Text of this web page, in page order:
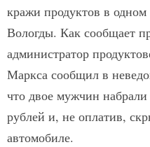
кражи продуктов в
Вологды. Как сообщает
администратор
Маркса сообщил в
что двое мужчин
рублей и, не оплатив,
автомобиле.